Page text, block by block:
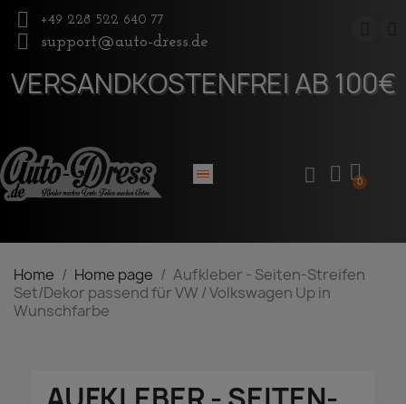
+49 228 522 640 77
support@auto-dress.de
VERSANDKOSTENFREI AB 100€
Home Home page
Aufkleber - Seiten-Streifen
Set/Dekor passend für VW / Volkswagen Up in
Wunschfarbe